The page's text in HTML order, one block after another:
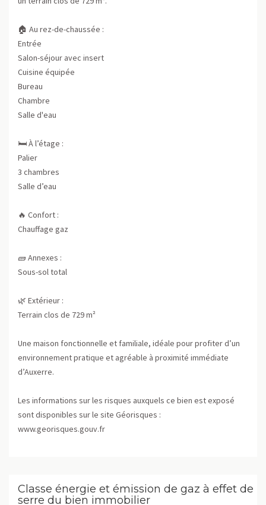
🏠 Au rez-de-chaussée :
Entrée
Salon-séjour avec insert
Cuisine équipée
Bureau
Chambre
Salle d'eau
🛏️ À l’étage :
Palier
3 chambres
Salle d’eau
🔥 Confort :
Chauffage gaz
🧱 Annexes :
Sous-sol total
🌿 Extérieur :
Terrain clos de 729 m²
Une maison fonctionnelle et familiale, idéale pour profiter d’un
environnement pratique et agréable à proximité immédiate
d’Auxerre.
Les informations sur les risques auxquels ce bien est exposé
sont disponibles sur le site Géorisques :
www.georisques.gouv.fr
Classe énergie et émission de gaz à effet de
serre du bien immobilier